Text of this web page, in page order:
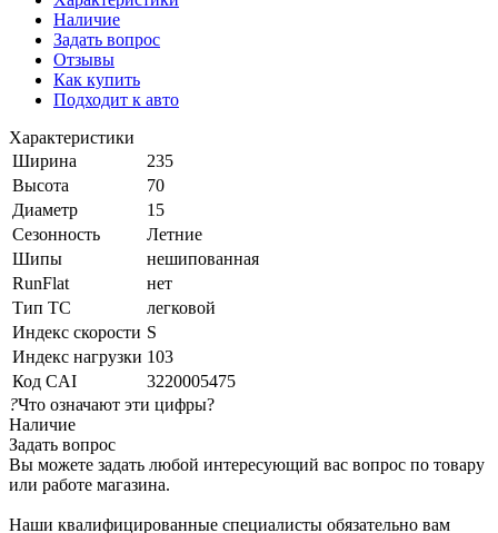
Наличие
Задать вопрос
Отзывы
Как купить
Подходит к авто
Характеристики
Ширина
235
Высота
70
Диаметр
15
Сезонность
Летние
Шипы
нешипованная
RunFlat
нет
Тип ТС
легковой
Индекс скорости S
Индекс нагрузки 103
Код CAI
3220005475
?Что означают эти цифры?
Наличие
Задать вопрос
Вы можете задать любой интересующий вас вопрос по товару
или работе магазина.
Наши квалифицированные специалисты обязательно вам